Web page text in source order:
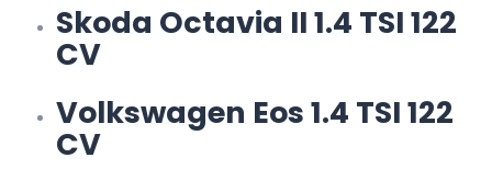
Skoda Octavia II 1.4 TSI 122
CV
Volkswagen Eos 1.4 TSI 122
CV